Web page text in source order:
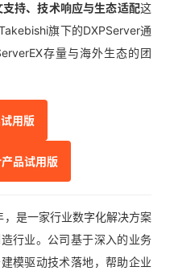
支持、技术响应与生态适配这
旗下的DXPServer通
存量与海外生态的团
用版
品试用版
是⼀家⾏业数字化解决⽅案
⾏业。公司基于深⼊的业务
模驱动技术落地，帮助企业